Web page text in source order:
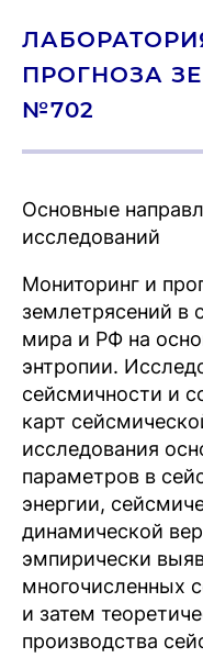
ПРОГНОЗА
№702
Основные
исследований
Мониторинг и
землетрясений в
мира и РФ на
энтропии.
сейсмичности и
карт
исследования
параметров в
энергии,
динамической
эмпирически
многочисленных
и затем
производства